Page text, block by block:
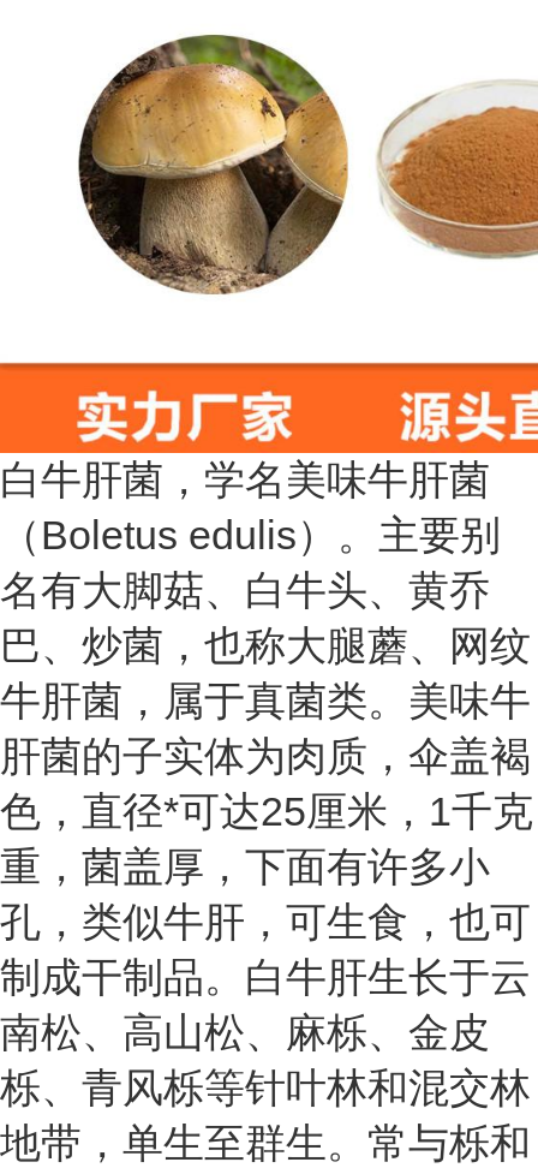
白牛肝菌，学名美味牛肝菌
（Boletus edulis）。主要别
名有大脚菇、白牛头、黄乔
巴、炒菌，也称大腿蘑、网纹
牛肝菌，属于真菌类。美味牛
肝菌的子实体为肉质，伞盖褐
色，直径*可达25厘米，1千克
重，菌盖厚，下面有许多小
孔，类似牛肝，可生食，也可
制成干制品。白牛肝生长于云
南松、高山松、麻栎、金皮
栎、青风栎等针叶林和混交林
地带，单生至群生。常与栎和